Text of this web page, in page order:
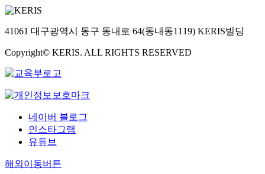
41061 대구광역시 동구 동내로 64(동내동1119) KERIS빌딩
Copyright© KERIS. ALL RIGHTS RESERVED
네이버 블로그
인스타그램
유튜브
해외이동버튼